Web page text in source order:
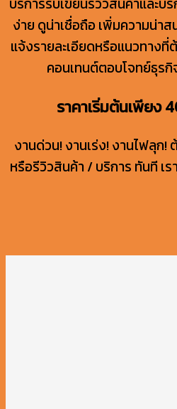
ง่าย ดูน่าเชื่อถือ เพิ่มความน่า
แจ้งรายละเอียดหรือแนวทางที่
คอนเทนต์ตอบโจทย์ธุร
ราคาเริ่มต้นเพียง
งานด่วน! งานเร่ง! งานไฟลุก
หรือรีวิวสินค้า / บริการ ทันที เ